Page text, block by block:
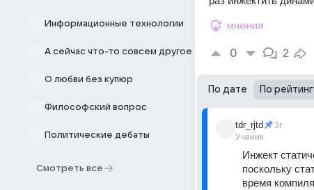
Информационные технологии
А сейчас что-то совсем другое
О любви без купюр
Философский вопрос
Политические дебаты
Смотреть все
мнения
0 2
По дате По
tdr_rjtd
Ученик
3г
Инжект
поскольку
время